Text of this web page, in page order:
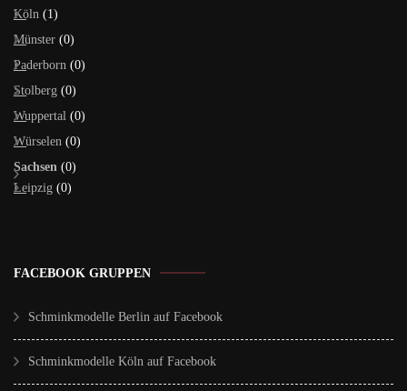
Köln (1)
Münster (0)
Paderborn (0)
Stolberg (0)
Wuppertal (0)
Würselen (0)
Sachsen (0)
Leipzig (0)
FACEBOOK GRUPPEN
Schminkmodelle Berlin auf Facebook
Schminkmodelle Köln auf Facebook